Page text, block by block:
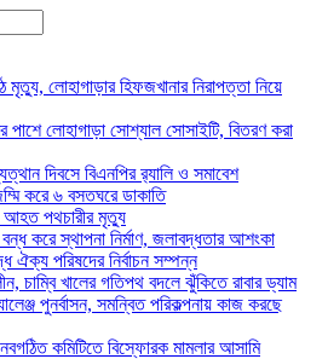
লোহাগাড়ার হিফজখানার নিরাপত্তা নিয়ে
পাশে লোহাগাড়া সোশ্যাল সোসাইটি, বিতরণ করা
দিবসে বিএনপির র‌্যালি ও সমাবেশ
করে ৬ বসতঘরে ডাকাতি
আহত পথচারীর মৃত্যু
বন্ধ করে স্থাপনা নির্মাণ, জলাবদ্ধতার আশংকা
ঐক্য পরিষদের নির্বাচন সম্পন্ন
চাম্বি খালের গতিপথ বদলে ঝুঁকিতে রাবার ড্যাম
পুনর্বাসন, সমন্বিত পরিকল্পনায় কাজ করছে
কমিটিতে বিস্ফোরক মামলার আসামি